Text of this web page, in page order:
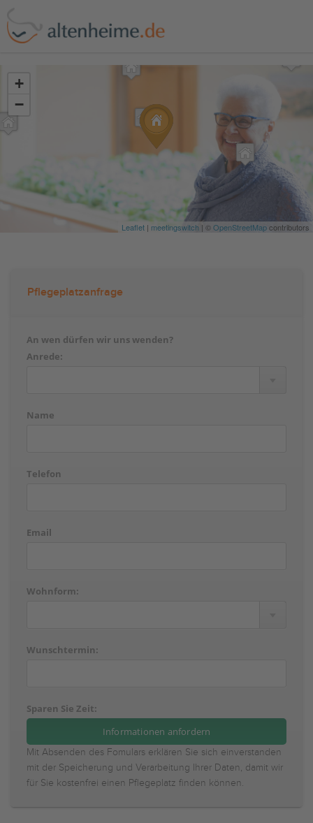
+
−
Leaflet | meetingswitch | ©OpenStreetMapcontributors
Pflegeplatzanfrage
An wen dürfen wir uns wenden?
Anrede:
Name
Telefon
Email
Wohnform:
Wunschtermin:
Sparen Sie Zeit:
Mit Absenden des Fomulars erklären Sie sich einverstanden
mit der Speicherung und Verarbeitung Ihrer Daten, damit wir
für Sie kostenfrei einen Pflegeplatz finden können.